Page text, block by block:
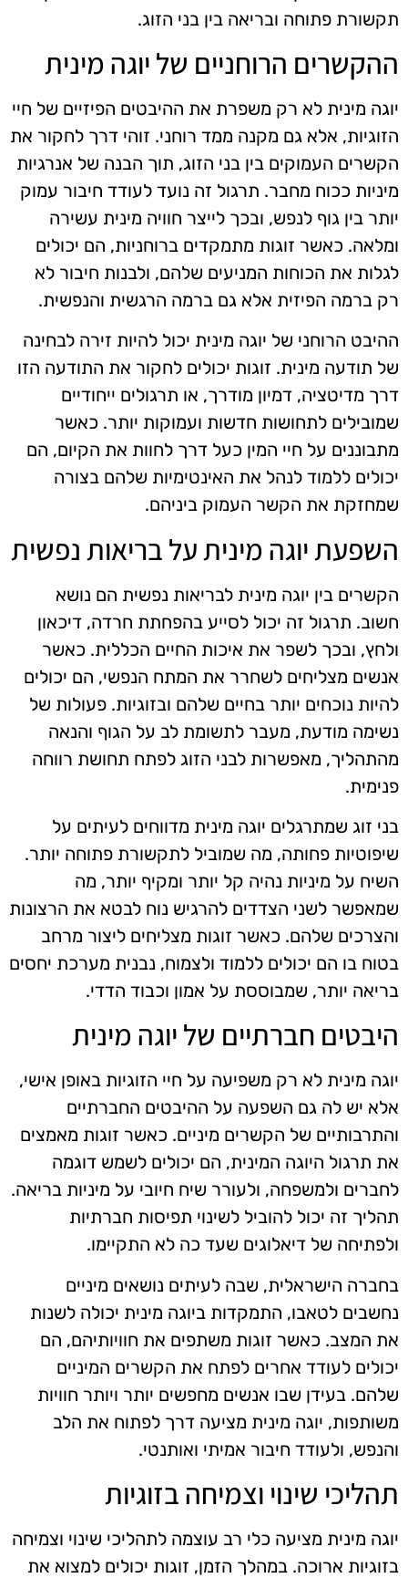
תקשורת פתוחה ובריאה בין בני הזוג.
ההקשרים הרוחניים של יוגה מינית
יוגה מינית לא רק משפרת את ההיבטים הפיזיים של חיי
הזוגיות, אלא גם מקנה ממד רוחני. זוהי דרך לחקור את
הקשרים העמוקים בין בני הזוג, תוך הבנה של אנרגיות
מיניות ככוח מחבר. תרגול זה נועד לעודד חיבור עמוק
יותר בין גוף לנפש, ובכך לייצר חוויה מינית עשירה
ומלאה. כאשר זוגות מתמקדים ברוחניות, הם יכולים
לגלות את הכוחות המניעים שלהם, ולבנות חיבור לא
רק ברמה הפיזית אלא גם ברמה הרגשית והנפשית.
ההיבט הרוחני של יוגה מינית יכול להיות זירה לבחינה
של תודעה מינית. זוגות יכולים לחקור את התודעה הזו
דרך מדיטציה, דמיון מודרך, או תרגולים ייחודיים
שמובילים לתחושות חדשות ועמוקות יותר. כאשר
מתבוננים על חיי המין כעל דרך לחוות את הקיום, הם
יכולים ללמוד לנהל את האינטימיות שלהם בצורה
שמחזקת את הקשר העמוק ביניהם.
השפעת יוגה מינית על בריאות נפשית
הקשרים בין יוגה מינית לבריאות נפשית הם נושא
חשוב. תרגול זה יכול לסייע בהפחתת חרדה, דיכאון
ולחץ, ובכך לשפר את איכות החיים הכללית. כאשר
אנשים מצליחים לשחרר את המתח הנפשי, הם יכולים
להיות נוכחים יותר בחיים שלהם ובזוגיות. פעולות של
נשימה מודעת, מעבר לתשומת לב על הגוף והנאה
מהתהליך, מאפשרות לבני הזוג לפתח תחושת רווחה
פנימית.
בני זוג שמתרגלים יוגה מינית מדווחים לעיתים על
שיפוטיות פחותה, מה שמוביל לתקשורת פתוחה יותר.
השיח על מיניות נהיה קל יותר ומקיף יותר, מה
שמאפשר לשני הצדדים להרגיש נוח לבטא את הרצונות
והצרכים שלהם. כאשר זוגות מצליחים ליצור מרחב
בטוח בו הם יכולים ללמוד ולצמוח, נבנית מערכת יחסים
בריאה יותר, שמבוססת על אמון וכבוד הדדי.
היבטים חברתיים של יוגה מינית
יוגה מינית לא רק משפיעה על חיי הזוגיות באופן אישי,
אלא יש לה גם השפעה על ההיבטים החברתיים
והתרבותיים של הקשרים מיניים. כאשר זוגות מאמצים
את תרגול היוגה המינית, הם יכולים לשמש דוגמה
לחברים ולמשפחה, ולעורר שיח חיובי על מיניות בריאה.
תהליך זה יכול להוביל לשינוי תפיסות חברתיות
ולפתיחה של דיאלוגים שעד כה לא התקיימו.
בחברה הישראלית, שבה לעיתים נושאים מיניים
נחשבים לטאבו, התמקדות ביוגה מינית יכולה לשנות
את המצב. כאשר זוגות משתפים את חוויותיהם, הם
יכולים לעודד אחרים לפתח את הקשרים המיניים
שלהם. בעידן שבו אנשים מחפשים יותר ויותר חוויות
משותפות, יוגה מינית מציעה דרך לפתוח את הלב
והנפש, ולעודד חיבור אמיתי ואותנטי.
תהליכי שינוי וצמיחה בזוגיות
יוגה מינית מציעה כלי רב עוצמה לתהליכי שינוי וצמיחה
בזוגיות ארוכה. במהלך הזמן, זוגות יכולים למצוא את